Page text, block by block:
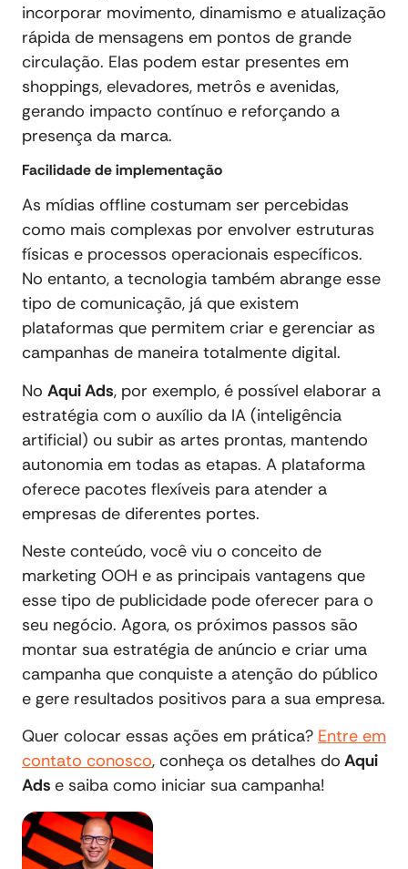
incorporar movimento, dinamismo e atualização
rápida de mensagens em pontos de grande
circulação. Elas podem estar presentes em
shoppings, elevadores, metrôs e avenidas,
gerando impacto contínuo e reforçando a
presença da marca.
Facilidade de implementação
As mídias offline costumam ser percebidas
como mais complexas por envolver estruturas
físicas e processos operacionais específicos.
No entanto, a tecnologia também abrange esse
tipo de comunicação, já que existem
plataformas que permitem criar e gerenciar as
campanhas de maneira totalmente digital.
No Aqui Ads, por exemplo, é possível elaborar a
estratégia com o auxílio da IA (inteligência
artificial) ou subir as artes prontas, mantendo
autonomia em todas as etapas. A plataforma
oferece pacotes flexíveis para atender a
empresas de diferentes portes.
Neste conteúdo, você viu o conceito de
marketing OOH e as principais vantagens que
esse tipo de publicidade pode oferecer para o
seu negócio. Agora, os próximos passos são
montar sua estratégia de anúncio e criar uma
campanha que conquiste a atenção do público
e gere resultados positivos para a sua empresa.
Quer colocar essas ações em prática? Entre em
contato conosco, conheça os detalhes do Aqui
Ads e saiba como iniciar sua campanha!